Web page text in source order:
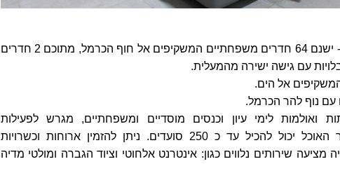
ים (מבנה מרכזי)- ישנם 64 חדרים משפחתיים המשקיפים אל חוף הכרמל, מתוכם 2 חדרים
עם גישה ישירה מהמעלית.
6 כיתות ואולמות לימי עיון וכנסים מוסדיים ומשפחתיים, מגרש לפעילות
ספורטיבית. חדר האוכל יכול להכיל עד כ 250 סועדים. ניתן להזמין ארוחות וכשרויות
מציעה שירותים נלווים כגון: אינטרנט אלחוטי וציוד הגברה ומולטי מדיה